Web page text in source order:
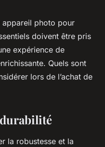
lors
photo
lecture
appareil photo pour
doivent être pris
expérience de
Quels sont
lors de l’achat de
la robustesse et la